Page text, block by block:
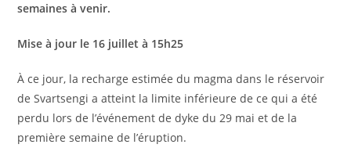
semaines à venir.
Mise à jour le 16 juillet à 15h25
À ce jour, la recharge estimée du magma dans le réservoir
de Svartsengi a atteint la limite inférieure de ce qui a été
perdu lors de l’événement de dyke du 29 mai et de la
première semaine de l’éruption.